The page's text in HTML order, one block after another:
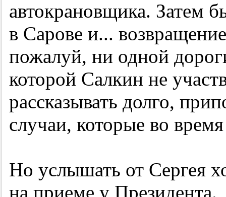
автокрановщика. Затем
в Сарове и...
пожалуй, ни одной
которой Салкин не
рассказывать долго,
случаи, которые во
Но услышать от Сергея
на приеме у Президента.